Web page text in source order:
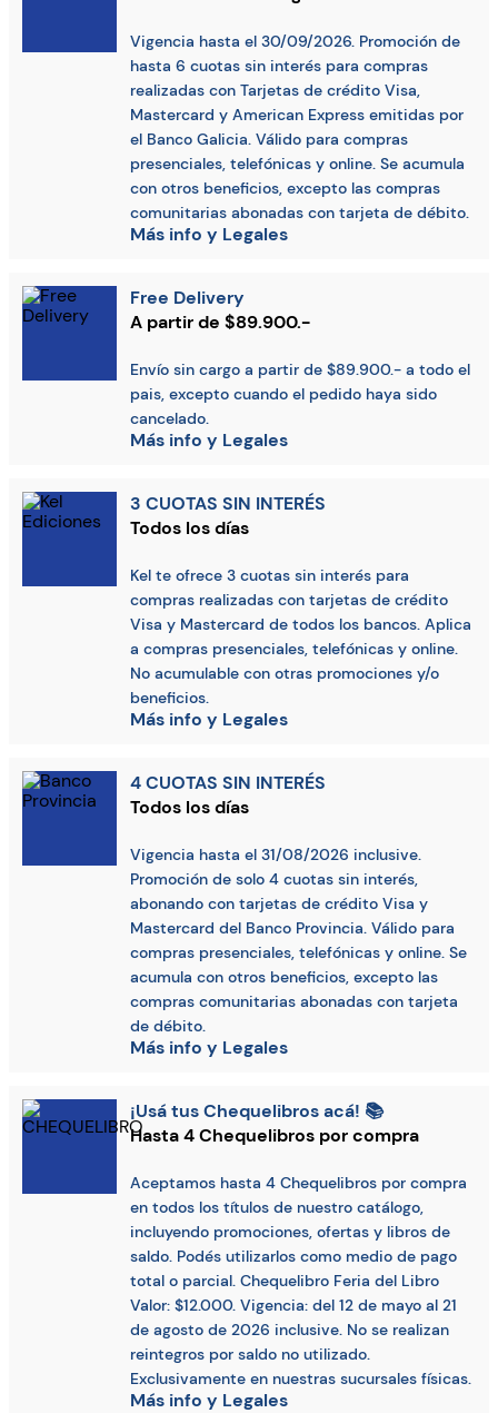
Vigencia hasta el 30/09/2026. Promoción de
hasta 6 cuotas sin interés para compras
realizadas con Tarjetas de crédito Visa,
Mastercard y American Express emitidas por
el Banco Galicia. Válido para compras
presenciales, telefónicas y online. Se acumula
con otros beneficios, excepto las compras
comunitarias abonadas con tarjeta de débito.
Más info y Legales
Free Delivery
A partir de $89.900.-
Envío sin cargo a partir de $89.900.- a todo el
pais, excepto cuando el pedido haya sido
cancelado.
Más info y Legales
3 CUOTAS SIN INTERÉS
Todos los días
Kel te ofrece 3 cuotas sin interés para
compras realizadas con tarjetas de crédito
Visa y Mastercard de todos los bancos. Aplica
a compras presenciales, telefónicas y online.
No acumulable con otras promociones y/o
beneficios.
Más info y Legales
4 CUOTAS SIN INTERÉS
Todos los días
Vigencia hasta el 31/08/2026 inclusive.
Promoción de solo 4 cuotas sin interés,
abonando con tarjetas de crédito Visa y
Mastercard del Banco Provincia. Válido para
compras presenciales, telefónicas y online. Se
acumula con otros beneficios, excepto las
compras comunitarias abonadas con tarjeta
de débito.
Más info y Legales
¡Usá tus Chequelibros acá! 📚
Hasta 4 Chequelibros por compra
Aceptamos hasta 4 Chequelibros por compra
en todos los títulos de nuestro catálogo,
incluyendo promociones, ofertas y libros de
saldo. Podés utilizarlos como medio de pago
total o parcial. Chequelibro Feria del Libro
Valor: $12.000. Vigencia: del 12 de mayo al 21
de agosto de 2026 inclusive. No se realizan
reintegros por saldo no utilizado.
Exclusivamente en nuestras sucursales físicas.
Más info y Legales